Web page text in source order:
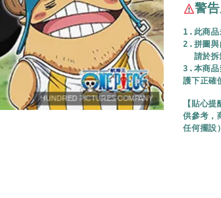
警
1.此商品
2.拼圖與
請於
3.本商品
護下正確
【貼心
供參考，
任何擺設